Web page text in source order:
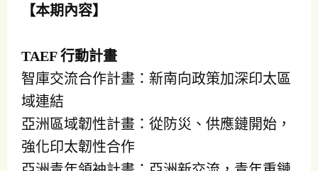
【本期內容】
TAEF 行動計畫
智庫交流合作計畫：新南向政策加深印太區
域連結
亞洲區域韌性計畫：從防災、供應鏈開始，
強化印太韌性合作